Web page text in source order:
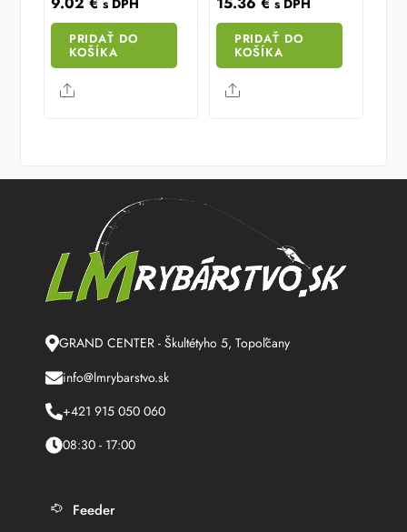
s DPH
PRIDAŤ DO
KOŠÍKA
Share
s DPH
PRIDAŤ DO
KOŠÍKA
Share
GRAND CENTER - Škultétyho 5, Topoľčany
info@lmrybarstvo.sk
+421 915 050 060
08:30 - 17:00
Feeder